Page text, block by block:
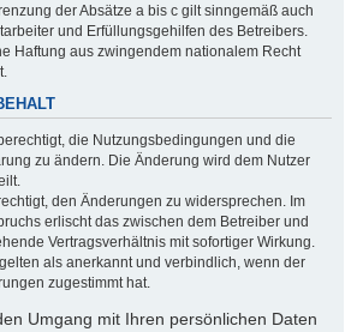
der Absätze a bis c gilt sinngemäß auch
und Erfüllungsgehilfen des Betreibers.
Haftung aus zwingendem nationalem Recht
die Nutzungsbedingungen und die
zu ändern. Die Änderung wird dem Nutzer
den Änderungen zu widersprechen. Im
erlischt das zwischen dem Betreiber und
Vertragsverhältnis mit sofortiger Wirkung.
als anerkannt und verbindlich, wenn der
zugestimmt hat.
Umgang mit Ihren persönlichen Daten